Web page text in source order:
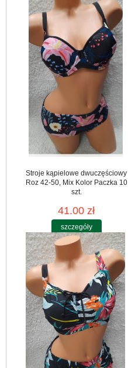
Stroje kąpielowe dwuczęściowy
Roz 42-50, Mix Kolor Paczka 10
szt.
41.00 zł
szczegóły